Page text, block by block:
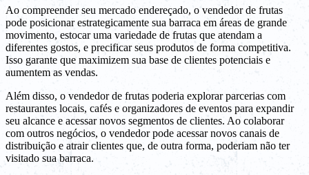
Ao compreender seu mercado endereçado, o vendedor de frutas
pode posicionar estrategicamente sua barraca em áreas de grande
movimento, estocar uma variedade de frutas que atendam a
diferentes gostos, e precificar seus produtos de forma competitiva.
Isso garante que maximizem sua base de clientes potenciais e
aumentem as vendas.
Além disso, o vendedor de frutas poderia explorar parcerias com
restaurantes locais, cafés e organizadores de eventos para expandir
seu alcance e acessar novos segmentos de clientes. Ao colaborar
com outros negócios, o vendedor pode acessar novos canais de
distribuição e atrair clientes que, de outra forma, poderiam não ter
visitado sua barraca.